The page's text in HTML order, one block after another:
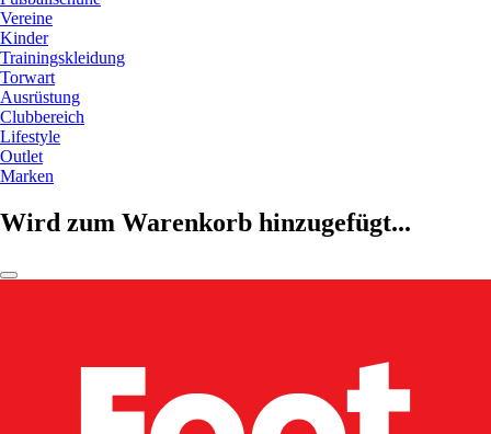
Vereine
Kinder
Trainingskleidung
Torwart
Ausrüstung
Clubbereich
Lifestyle
Outlet
Marken
Wird zum Warenkorb hinzugefügt...